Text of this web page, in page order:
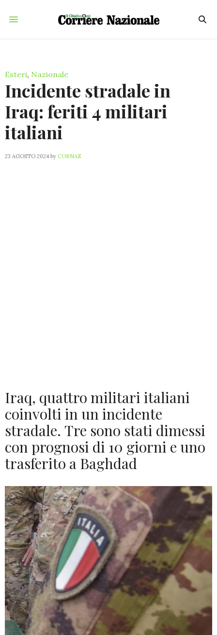
Esteri, Nazionale
Incidente stradale in
Iraq: feriti 4 militari
italiani
23 AGOSTO 2024 by CORNAZ
Iraq, quattro militari italiani
coinvolti in un incidente
stradale. Tre sono stati dimessi
con prognosi di 10 giorni e uno
trasferito a Baghdad